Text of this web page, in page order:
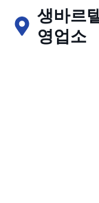
생바르
영업소